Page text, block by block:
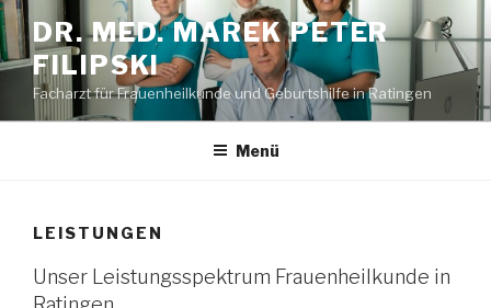
Zum
Inhalt
springen
DR. MED. MAREK PETER
FILIPSKI
Facharzt für Frauenheilkunde und Geburtshilfe in Ratingen
Menü
LEISTUNGEN
Unser Leistungsspektrum Frauenheilkunde in